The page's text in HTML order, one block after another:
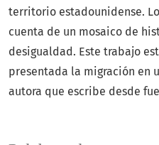
territorio estadounidense.
cuenta de un mosaico de
desigualdad. Este trabajo
presentada la migración en
autora que escribe desde